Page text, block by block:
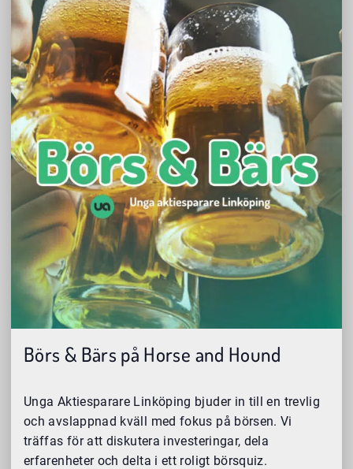
Börs & Bärs på Horse and Hound
Unga Aktiesparare Linköping bjuder in till en trevlig
och avslappnad kväll med fokus på börsen. Vi
träffas för att diskutera investeringar, dela
erfarenheter och delta i ett roligt börsquiz.